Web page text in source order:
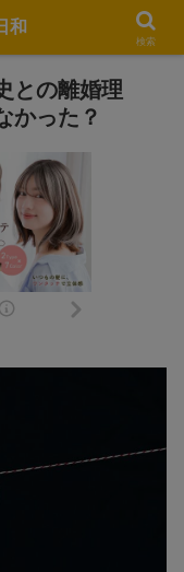
との離婚理
かった？
和
検索